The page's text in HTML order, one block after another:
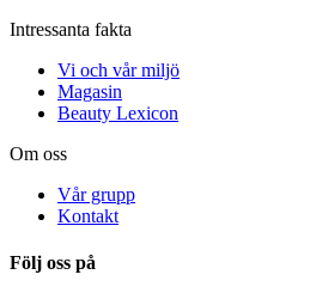
Intressanta fakta
Vi och vår miljö
Magasin
Beauty Lexicon
Om oss
Vår grupp
Kontakt
Följ oss på